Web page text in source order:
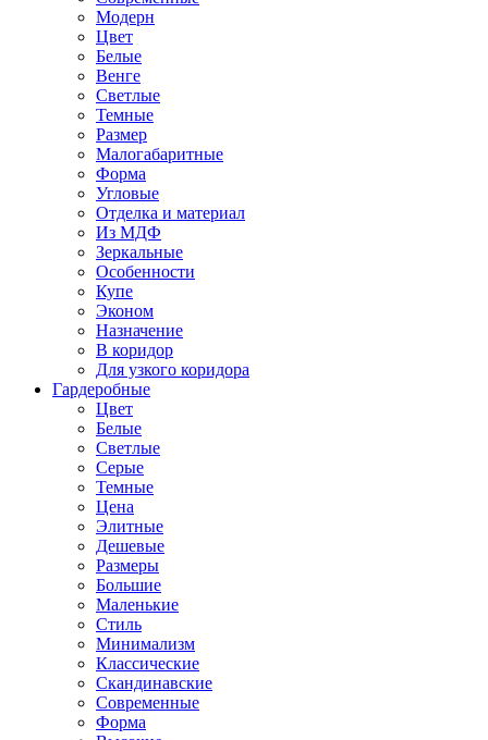
Модерн
Цвет
Белые
Венге
Светлые
Темные
Размер
Малогабаритные
Форма
Угловые
Отделка и материал
Из МДФ
Зеркальные
Особенности
Купе
Эконом
Назначение
В коридор
Для узкого коридора
Гардеробные
Цвет
Белые
Светлые
Серые
Темные
Цена
Элитные
Дешевые
Размеры
Большие
Маленькие
Стиль
Минимализм
Классические
Скандинавские
Современные
Форма